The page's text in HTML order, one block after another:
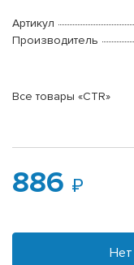
Артикул
Производитель
Все товары «CTR»
886
Нет